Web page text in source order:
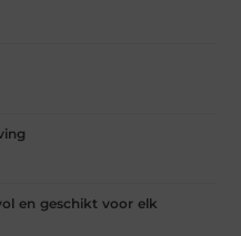
en geschikt voor elk